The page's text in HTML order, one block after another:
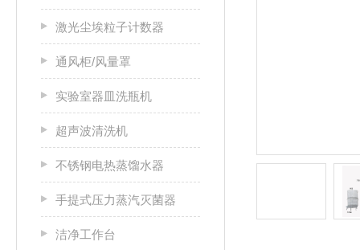
激光尘埃粒子计数器
通风柜/风量罩
实验室器皿洗瓶机
超声波清洗机
不锈钢电热蒸馏水器
手提式压力蒸汽灭菌器
洁净工作台